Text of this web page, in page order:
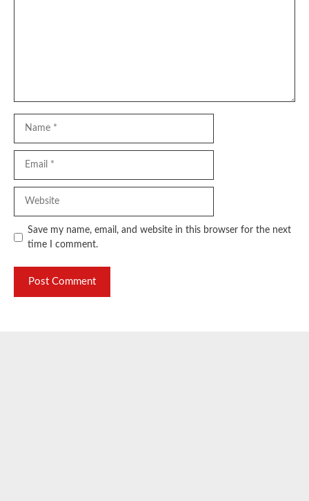
Save my name, email, and website in this browser for the next
time I comment.